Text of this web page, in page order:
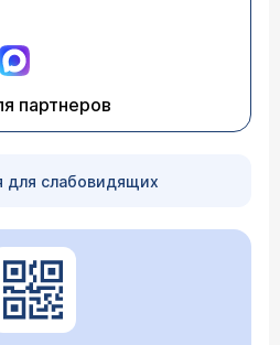
партнеров
для слабовидящих